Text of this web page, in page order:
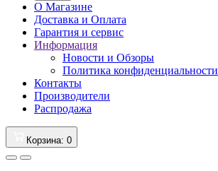
О Магазине
Доставка и Оплата
Гарантия и сервис
Информация
Новости и Обзоры
Политика конфиденциальности
Контакты
Производители
Распродажа
Корзина: 0